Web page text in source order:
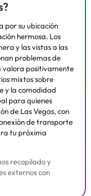
por su ubicación
hermosa. Los
y las vistas a las
problemas de
valora positivamente
mixtos sobre
y la comodidad
para quienes
de Las Vegas, con
de transporte
tu próxima
recopilado y
externos con